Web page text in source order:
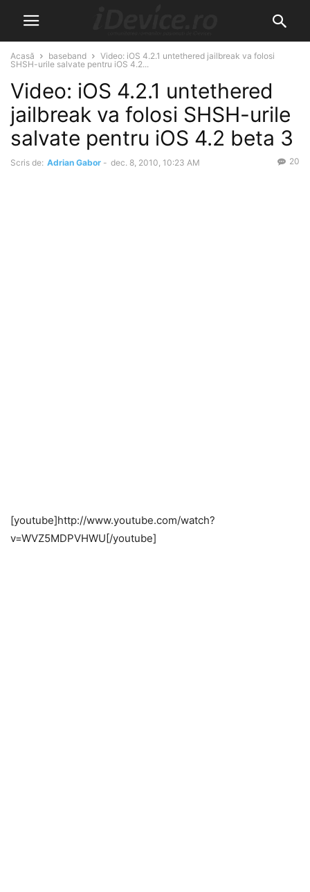
Acasă baseband
Video: iOS 4.2.1 untethered jailbreak va folosi
SHSH-urile salvate pentru iOS 4.2...
Video: iOS 4.2.1 untethered
jailbreak va folosi SHSH-urile
salvate pentru iOS 4.2 beta 3
Scris de: Adrian Gabor - dec. 8, 2010, 10:23 AM 20
[youtube]http://www.youtube.com/watch?
v=WVZ5MDPVHWU[/youtube]